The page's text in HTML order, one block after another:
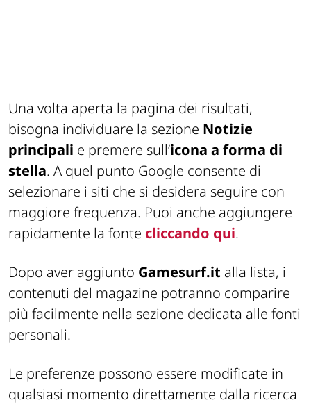
Una volta aperta la pagina dei risultati,
bisogna individuare la sezione Notizie
principali e premere sull’icona a forma di
stella. A quel punto Google consente di
selezionare i siti che si desidera seguire con
maggiore frequenza. Puoi anche aggiungere
rapidamente la fonte cliccando qui.
Dopo aver aggiunto Gamesurf.it alla lista, i
contenuti del magazine potranno comparire
più facilmente nella sezione dedicata alle fonti
personali.
Le preferenze possono essere modificate in
qualsiasi momento direttamente dalla ricerca